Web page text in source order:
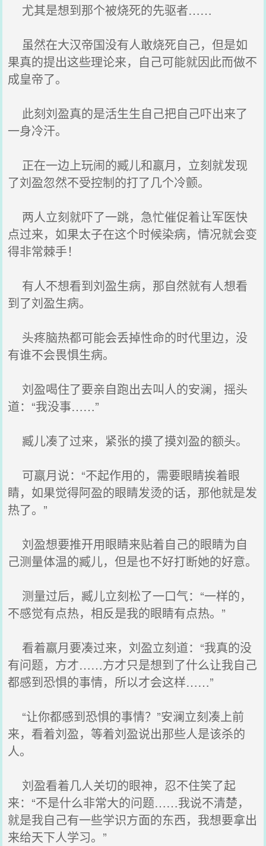
尤其是想到那个被烧死的先驱者……
虽然在大汉帝国没有人敢烧死自己，但是如
果真的提出这些理论来，自己可能就因此而做不
成皇帝了。
此刻刘盈真的是活生生自己把自己吓出来了
一身冷汗。
正在一边上玩闹的臧儿和嬴月，立刻就发现
了刘盈忽然不受控制的打了几个冷颤。
两人立刻就吓了一跳，急忙催促着让军医快
点过来，如果太子在这个时候染病，情况就会变
得非常棘手！
有人不想看到刘盈生病，那自然就有人想看
到了刘盈生病。
头疼脑热都可能会丢掉性命的时代里边，没
有谁不会畏惧生病。
刘盈喝住了要亲自跑出去叫人的安澜，摇头
道：“我没事……”
臧儿凑了过来，紧张的摸了摸刘盈的额头。
可嬴月说：“不起作用的，需要眼睛挨着眼
睛，如果觉得阿盈的眼睛发烫的话，那他就是发
热了。”
刘盈想要推开用眼睛来贴着自己的眼睛为自
己测量体温的臧儿，但是也不好打断她的好意。
测量过后，臧儿立刻松了一口气：“一样的，
不感觉有点热，相反是我的眼睛有点热。”
看着嬴月要凑过来，刘盈立刻道：“我真的没
有问题，方才……方才只是想到了什么让我自己
都感到恐惧的事情，所以才会这样……”
“让你都感到恐惧的事情？”安澜立刻凑上前
来，看着刘盈，等着刘盈说出那些人是该杀的
人。
刘盈看着几人关切的眼神，忍不住笑了起
来：“不是什么非常大的问题……我说不清楚，
就是我自己有一些学识方面的东西，我想要拿出
来给天下人学习。”